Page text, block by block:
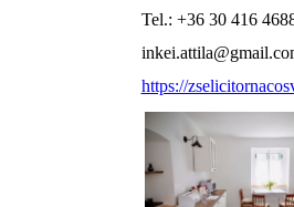
Tel.: +36 30 416
https://